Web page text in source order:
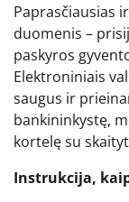
Paprasčiausias
duomenis –
paskyros
Elektroniniais
saugus ir
bankininkystę,
kortelę su
Instrukcija,